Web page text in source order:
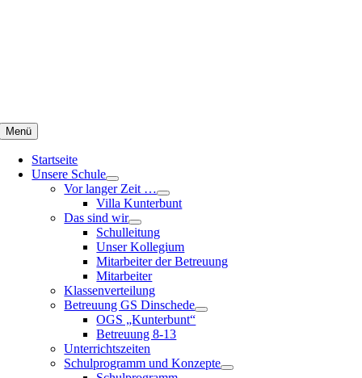
Menü
Startseite
Unsere Schule
Vor langer Zeit …
Villa Kunterbunt
Das sind wir
Schulleitung
Unser Kollegium
Mitarbeiter der Betreuung
Mitarbeiter
Klassenverteilung
Betreuung GS Dinschede
OGS „Kunterbunt“
Betreuung 8-13
Unterrichtszeiten
Schulprogramm und Konzepte